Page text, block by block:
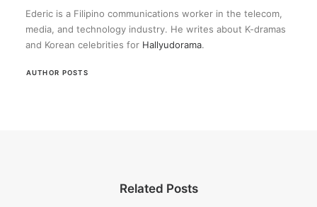
Ederic is a Filipino communications worker in the telecom,
media, and technology industry. He writes about K-dramas
and Korean celebrities for Hallyudorama.
AUTHOR POSTS
Related Posts